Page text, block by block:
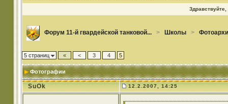
Здравствуйте,
Форум 11-й гвардейской танковой... > Школы >
5 страниц « < 3 4 5
Фотографии
SuOk 12.2.2007, 14:25